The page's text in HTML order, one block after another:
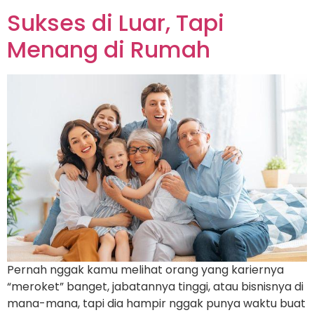
Sukses di Luar, Tapi
Menang di Rumah
Pernah nggak kamu melihat orang yang kariernya
“meroket” banget, jabatannya tinggi, atau bisnisnya di
mana-mana, tapi dia hampir nggak punya waktu buat